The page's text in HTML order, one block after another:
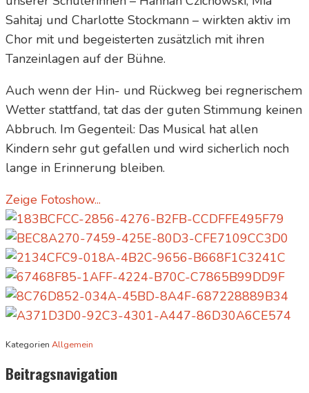
Sahitaj und Charlotte Stockmann – wirkten aktiv im
Chor mit und begeisterten zusätzlich mit ihren
Tanzeinlagen auf der Bühne.
Auch wenn der Hin- und Rückweg bei regnerischem
Wetter stattfand, tat das der guten Stimmung keinen
Abbruch. Im Gegenteil: Das Musical hat allen
Kindern sehr gut gefallen und wird sicherlich noch
lange in Erinnerung bleiben.
Zeige Fotoshow...
Kategorien Allgemein
Beitragsnavigation